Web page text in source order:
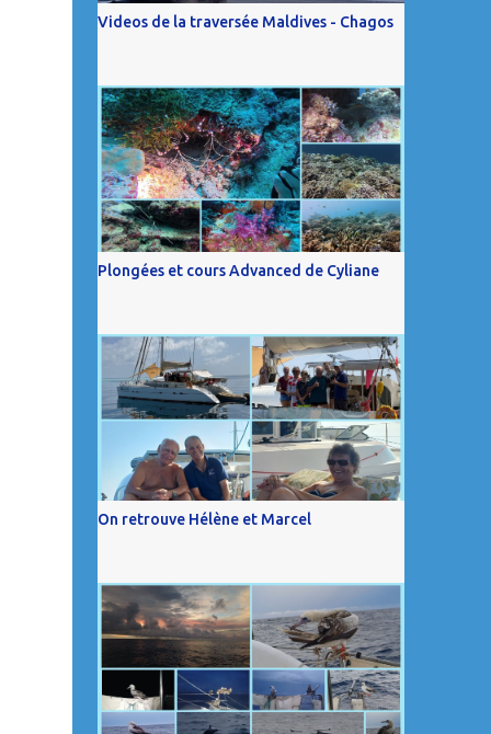
Videos de la traversée Maldives - Chagos
Plongées et cours Advanced de Cyliane
On retrouve Hélène et Marcel